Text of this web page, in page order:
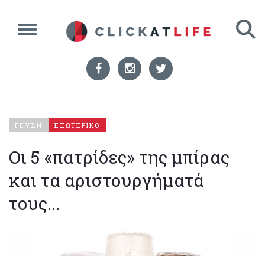
ΓΕΥΣΗ ΕΞΩΤΕΡΙΚΟ
Οι 5 «πατρίδες» της μπίρας
και τα αριστουργήματά
τους...